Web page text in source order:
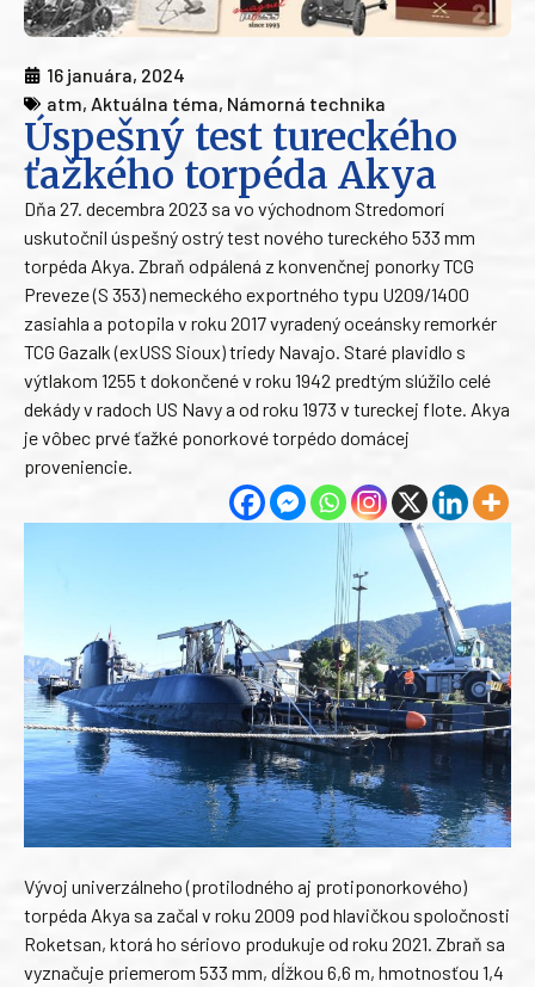
16 januára, 2024
atm, Aktuálna téma, Námorná technika
Úspešný test tureckého
ťažkého torpéda Akya
Dňa 27. decembra 2023 sa vo východnom Stredomorí
uskutočnil úspešný ostrý test nového tureckého 533 mm
torpéda Akya. Zbraň odpálená z konvenčnej ponorky TCG
Preveze (S 353) nemeckého exportného typu U209/1400
zasiahla a potopila v roku 2017 vyradený oceánsky remorkér
TCG Gazalk (exUSS Sioux) triedy Navajo. Staré plavidlo s
výtlakom 1255 t dokončené v roku 1942 predtým slúžilo celé
dekády v radoch US Navy a od roku 1973 v tureckej flote. Akya
je vôbec prvé ťažké ponorkové torpédo domácej
proveniencie.
Vývoj univerzálneho (protilodného aj protiponorkového)
torpéda Akya sa začal v roku 2009 pod hlavičkou spoločnosti
Roketsan, ktorá ho sériovo produkuje od roku 2021. Zbraň sa
vyznačuje priemerom 533 mm, dĺžkou 6,6 m, hmotnosťou 1,4